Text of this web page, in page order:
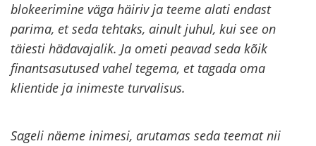
blokeerimine väga häiriv ja teeme alati endast
parima, et seda tehtaks, ainult juhul, kui see on
täiesti hädavajalik. Ja ometi peavad seda kõik
finantsasutused vahel tegema, et tagada oma
klientide ja inimeste turvalisus.
Sageli näeme inimesi, arutamas seda teemat nii